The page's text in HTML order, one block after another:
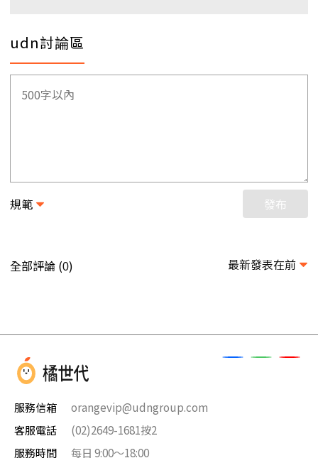
udn討論區
規範 發布
全部評論 (0) 最新發表在前
服務信箱
orangevip@udngroup.com
客服電話
(02)2649-1681按2
服務時間
每日 9:00～18:00